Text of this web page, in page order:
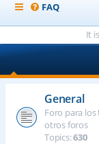
FAQ
It
General
Foro para
otros foros
Topics:630